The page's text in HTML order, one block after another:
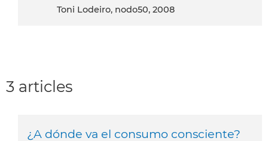
Toni Lodeiro, nodo50, 2008
3 articles
¿A dónde va el consumo consciente?